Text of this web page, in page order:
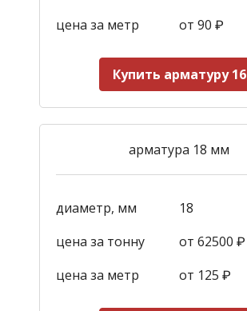
цена за метр от 90 ₽
Купить арматуру 16
арматура 18 мм
диаметр, мм
18
цена за тонну
от 62500 ₽
цена за метр
от 125 ₽